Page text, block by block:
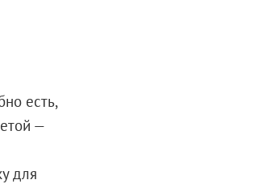
есть,
—
для